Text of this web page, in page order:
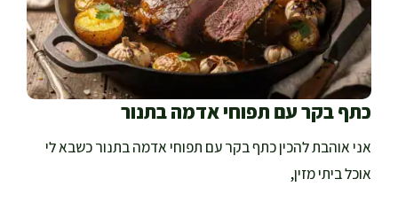
כתף בקר עם תפוחי אדמה בתנור
אני אוהבת להכין כתף בקר עם תפוחי אדמה בתנור כשבא לי
אוכל ביתי מזין,